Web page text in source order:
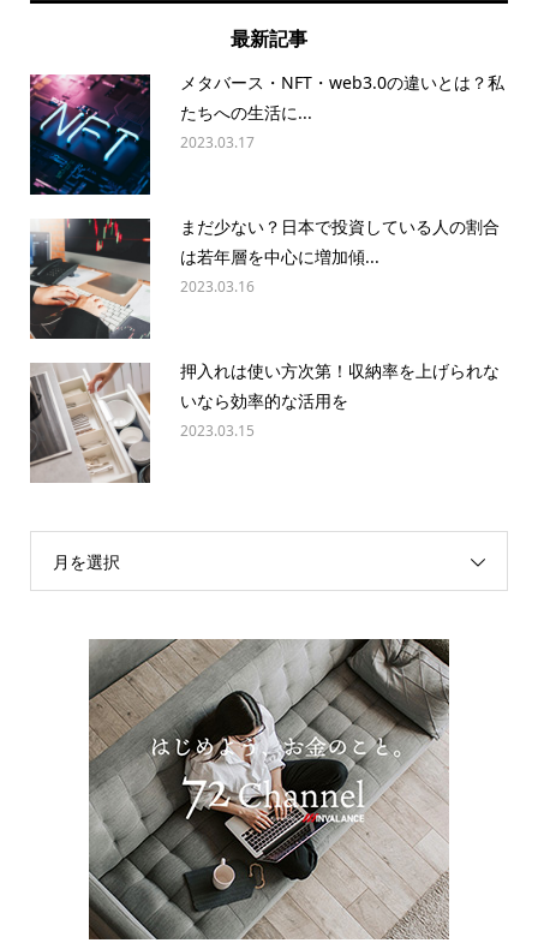
最新記事
メタバース・NFT・web3.0の違いとは？私
たちへの生活に...
2023.03.17
まだ少ない？日本で投資している人の割合
は若年層を中心に増加傾...
2023.03.16
押入れは使い方次第！収納率を上げられな
いなら効率的な活用を
2023.03.15
月を選択